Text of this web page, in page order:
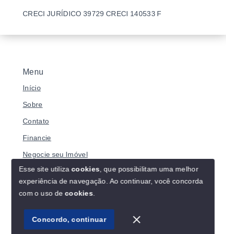
Menu
Início
Sobre
Contato
Financie
Negocie seu Imóvel
© Copyright 2026 - BRASILIANO IMÓVEIS - Todos os
SITE PARA IMOBILIARIA
CRECI JURÍDICO 39729 CRECI 140533 F
Esse site utilizacookies , que possibilitam uma melhor
experiência de navegação. Ao continuar, você concorda
com o uso decookies
Concordo, continuar